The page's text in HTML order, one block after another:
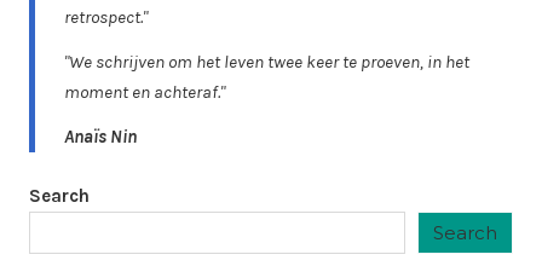
retrospect."
"We schrijven om het leven twee keer te proeven, in het
moment en achteraf."
Anaïs Nin
Search
Search